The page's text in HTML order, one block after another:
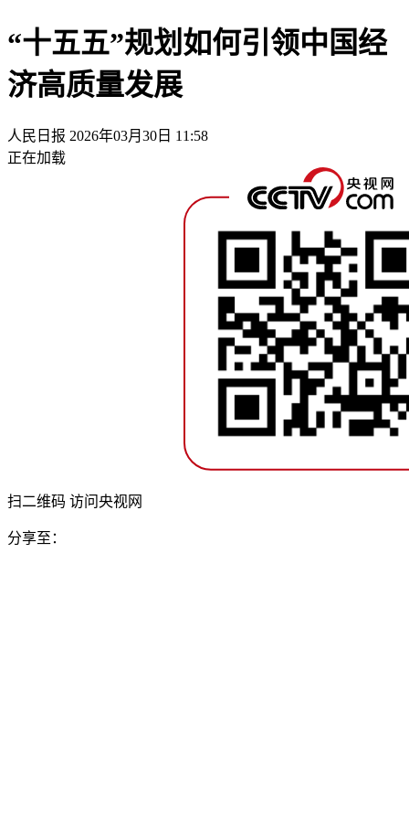
“十五五”规划如何引领中国经
济高质量发展
人民日报 2026年03月30日 11:58
正在加载
扫二维码 访问央视网
分享至：